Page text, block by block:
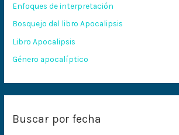
o
r
:
Enfoques de interpretación
Bosquejo del libro Apocalipsis
Libro Apocalipsis
Género apocalíptico
Buscar por fecha